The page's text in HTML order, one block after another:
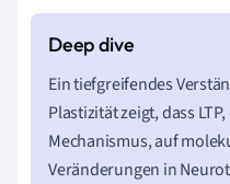
Ein tiefgreifendes
Plastizität zeigt, dass
Mechanismus, auf
Veränderungen in